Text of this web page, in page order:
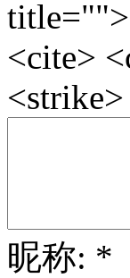
<cite>
昵称: *